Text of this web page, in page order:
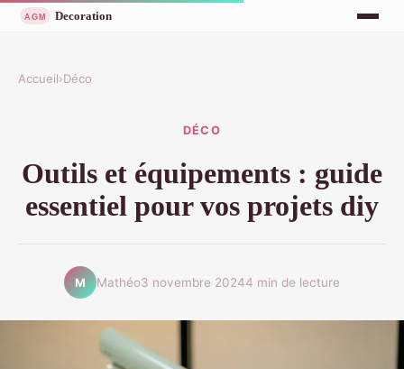
Accueil›Déco
DÉCO
Outils et équipements : guide
essentiel pour vos projets diy
M Mathéo3 novembre 20244 min de lecture